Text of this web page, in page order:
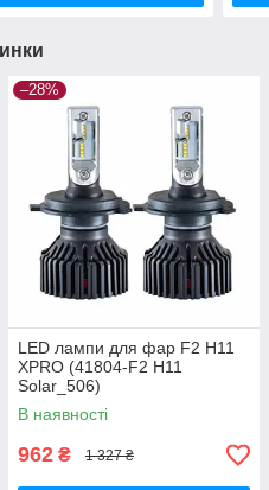
–28%
LED лампи для фар F2 H11
XPRO (41804-F2 H11
Solar_506)
В наявності
962 ₴ 1 327 ₴